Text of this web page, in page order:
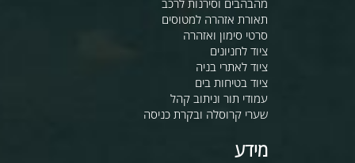
מהבהבים וסירנות לרכב
תאורת אזהרה למטוסים
סרטי סימון ואזהרה
ציוד לחניונים
ציוד לאתרי בניה
ציוד בטיחות בים
עמודי תור וניתוב קהל
שערי קרוסלה ובקרת כניסה
מידע